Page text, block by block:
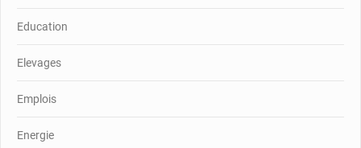
Education
Elevages
Emplois
Energie